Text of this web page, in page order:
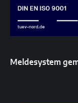
Meldesystem